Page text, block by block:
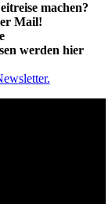
machen?
Mail!
werden hier